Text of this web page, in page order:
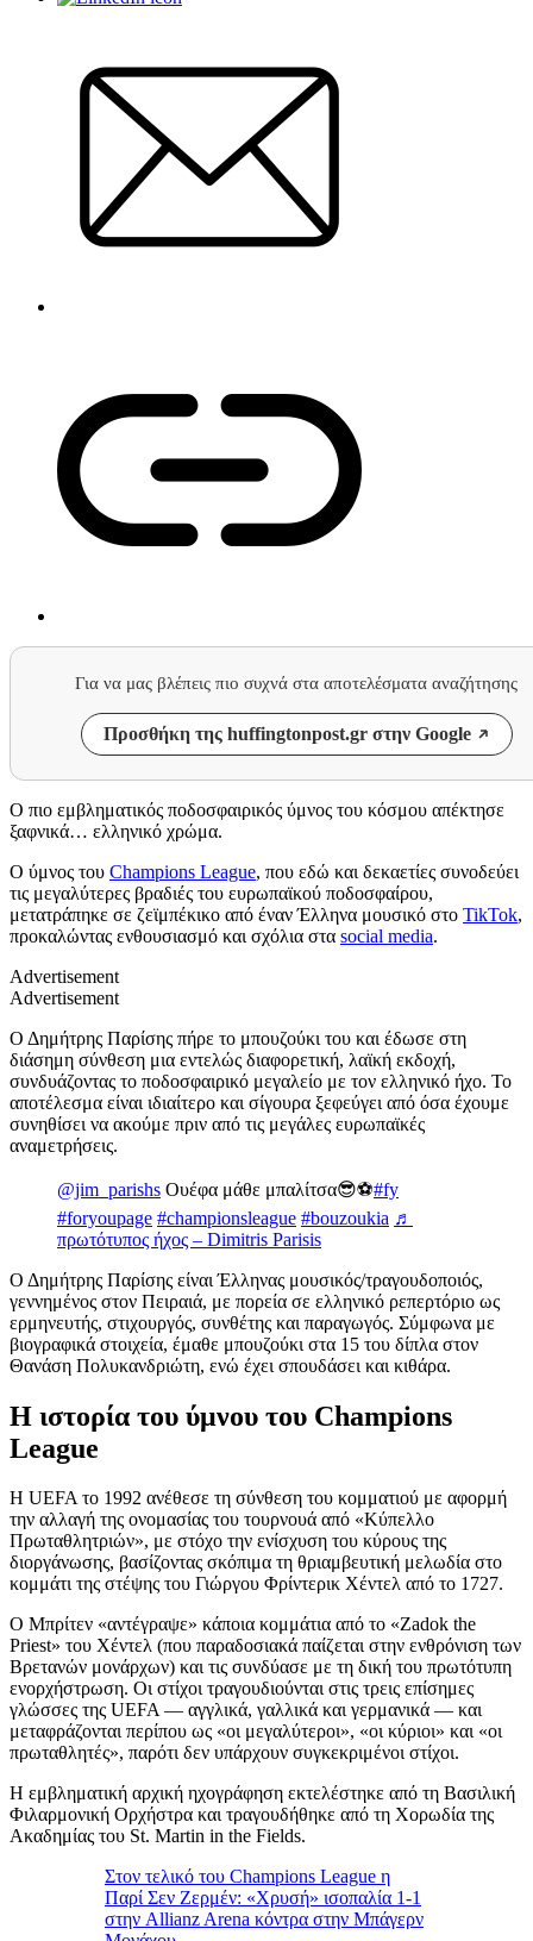
Για να μας βλέπεις πιο συχνά στα αποτελέσματα αναζήτησης
Προσθήκη της huffingtonpost.gr στην Google
Ο πιο εμβληματικός ποδοσφαιρικός ύμνος του κόσμου απέκτησε
ξαφνικά… ελληνικό χρώμα.
Ο ύμνος του Champions League, που εδώ και δεκαετίες συνοδεύει
τις μεγαλύτερες βραδιές του ευρωπαϊκού ποδοσφαίρου,
μετατράπηκε σε ζεϊμπέκικο από έναν Έλληνα μουσικό στο TikTok,
προκαλώντας ενθουσιασμό και σχόλια στα social media.
Advertisement
Advertisement
Ο Δημήτρης Παρίσης πήρε το μπουζούκι του και έδωσε στη
διάσημη σύνθεση μια εντελώς διαφορετική, λαϊκή εκδοχή,
συνδυάζοντας το ποδοσφαιρικό μεγαλείο με τον ελληνικό ήχο. Το
αποτέλεσμα είναι ιδιαίτερο και σίγουρα ξεφεύγει από όσα έχουμε
συνηθίσει να ακούμε πριν από τις μεγάλες ευρωπαϊκές
αναμετρήσεις.
@jim_parishs Ουέφα μάθε μπαλίτσα😎⚽️#fy
#foryoupagе #championsleague #bouzoukia ♬
πρωτότυπος ήχος – Dimitris Parisis
Ο Δημήτρης Παρίσης είναι Έλληνας μουσικός/τραγουδοποιός,
γεννημένος στον Πειραιά, με πορεία σε ελληνικό ρεπερτόριο ως
ερμηνευτής, στιχουργός, συνθέτης και παραγωγός. Σύμφωνα με
βιογραφικά στοιχεία, έμαθε μπουζούκι στα 15 του δίπλα στον
Θανάση Πολυκανδριώτη, ενώ έχει σπουδάσει και κιθάρα.
Η ιστορία του ύμνου του Champions
League
Η UEFA το 1992 ανέθεσε τη σύνθεση του κομματιού με αφορμή
την αλλαγή της ονομασίας του τουρνουά από «Κύπελλο
Πρωταθλητριών», με στόχο την ενίσχυση του κύρους της
διοργάνωσης, βασίζοντας σκόπιμα τη θριαμβευτική μελωδία στο
κομμάτι της στέψης του Γιώργου Φρίντερικ Χέντελ από το 1727.
Ο Μπρίτεν «αντέγραψε» κάποια κομμάτια από το «Zadok the
Priest» του Χέντελ (που παραδοσιακά παίζεται στην ενθρόνιση των
Βρετανών μονάρχων) και τις συνδύασε με τη δική του πρωτότυπη
ενορχήστρωση. Οι στίχοι τραγουδιούνται στις τρεις επίσημες
γλώσσες της UEFA — αγγλικά, γαλλικά και γερμανικά — και
μεταφράζονται περίπου ως «οι μεγαλύτεροι», «οι κύριοι» και «οι
πρωταθλητές», παρότι δεν υπάρχουν συγκεκριμένοι στίχοι.
Η εμβληματική αρχική ηχογράφηση εκτελέστηκε από τη Βασιλική
Φιλαρμονική Ορχήστρα και τραγουδήθηκε από τη Χορωδία της
Ακαδημίας του St. Martin in the Fields.
Στον τελικό του Champions League η
Παρί Σεν Ζερμέν: «Χρυσή» ισοπαλία 1-1
στην Allianz Arena κόντρα στην Μπάγερν